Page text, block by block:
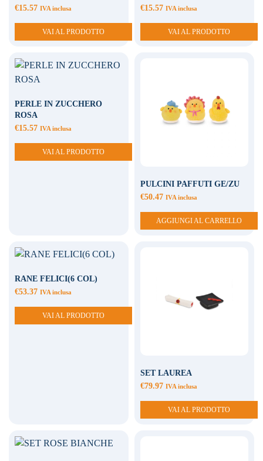
€15.57 IVA inclusa
VAI AL PRODOTTO
€15.57 IVA inclusa
VAI AL PRODOTTO
PERLE IN ZUCCHERO
ROSA
€15.57 IVA inclusa
VAI AL PRODOTTO
PULCINI PAFFUTI GE/ZU
€50.47 IVA inclusa
AGGIUNGI AL CARRELLO
RANE FELICI(6 COL)
€53.37 IVA inclusa
VAI AL PRODOTTO
SET LAUREA
€79.97 IVA inclusa
VAI AL PRODOTTO